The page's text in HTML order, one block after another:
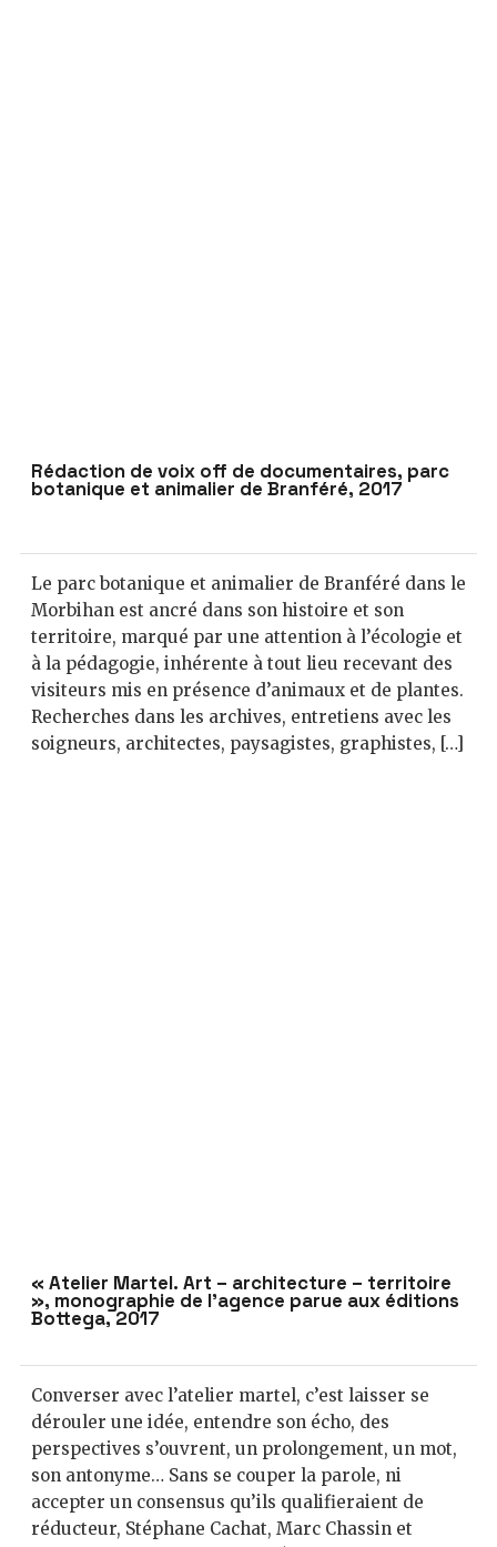
Rédaction de voix off de documentaires, parc
botanique et animalier de Branféré, 2017
Le parc botanique et animalier de Branféré dans le
Morbihan est ancré dans son histoire et son
territoire, marqué par une attention à l’écologie et
à la pédagogie, inhérente à tout lieu recevant des
visiteurs mis en présence d’animaux et de plantes.
Recherches dans les archives, entretiens avec les
soigneurs, architectes, paysagistes, graphistes, […]
« Atelier Martel. Art – architecture – territoire
», monographie de l’agence parue aux éditions
Bottega, 2017
Converser avec l’atelier martel, c’est laisser se
dérouler une idée, entendre son écho, des
perspectives s’ouvrent, un prolongement, un mot,
son antonyme… Sans se couper la parole, ni
accepter un consensus qu’ils qualifieraient de
réducteur, Stéphane Cachat, Marc Chassin et